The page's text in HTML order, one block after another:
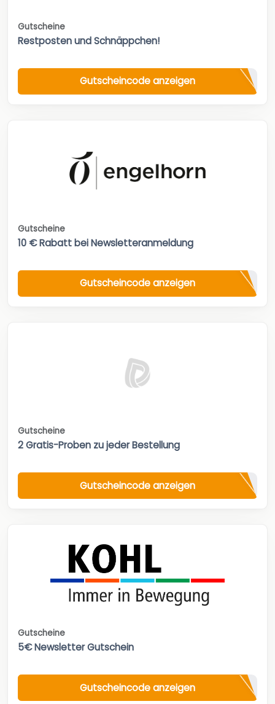
Gutscheine
Restposten und Schnäppchen!
Gutscheincode anzeigen
Gutscheine
10 € Rabatt bei Newsletteranmeldung
Gutscheincode anzeigen
Gutscheine
2 Gratis-Proben zu jeder Bestellung
Gutscheincode anzeigen
Gutscheine
5€ Newsletter Gutschein
Gutscheincode anzeigen